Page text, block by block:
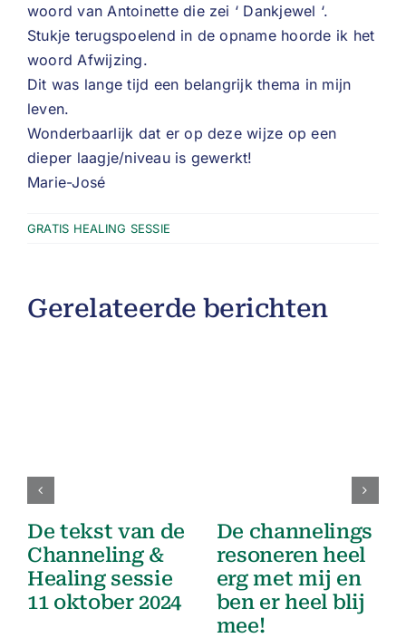
woord van Antoinette die zei ‘ Dankjewel ‘.
Stukje terugspoelend in de opname hoorde ik het
woord Afwijzing.
Dit was lange tijd een belangrijk thema in mijn
leven.
Wonderbaarlijk dat er op deze wijze op een
dieper laagje/niveau is gewerkt!
Marie-José
GRATIS HEALING SESSIE
Gerelateerde berichten
De tekst van de
Channeling &
Healing sessie
11 oktober 2024
De channelings
resoneren heel
erg met mij en
ben er heel blij
mee!